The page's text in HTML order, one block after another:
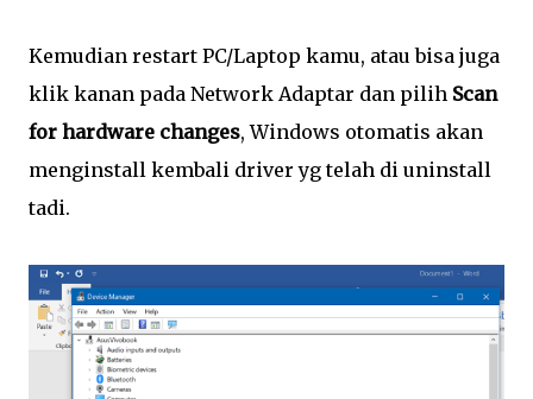
Kemudian restart PC/Laptop kamu, atau bisa juga
klik kanan pada Network Adaptar dan pilih Scan
for hardware changes,Windows otomatis akan
menginstall kembali driver yg telah di uninstall
tadi.